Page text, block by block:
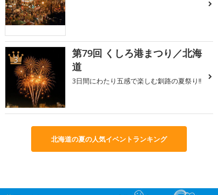
3
第79回 くしろ港まつり／北海
道
3日間にわたり五感で楽しむ釧路の夏祭り!!
北海道の夏の人気イベントランキング